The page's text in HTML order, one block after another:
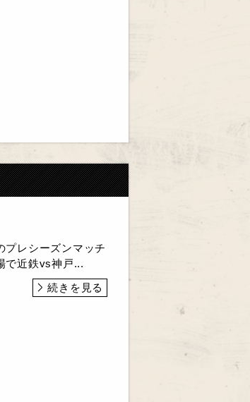
プレシーズンマッチ
で近鉄vs神戸...
続きを見る